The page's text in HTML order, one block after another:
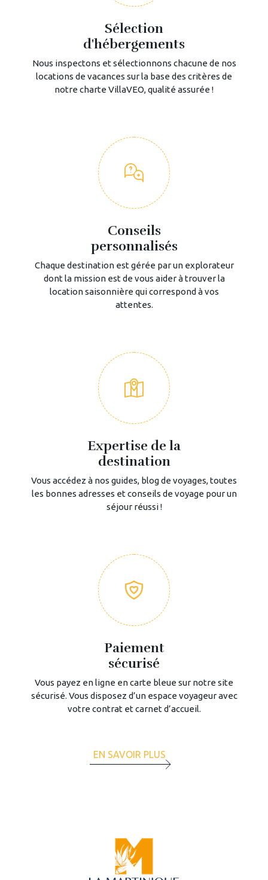
EN SAVOIR PLUS
Sélection
d'hébergements
Nous inspectons et sélectionnons chacune de nos
locations de vacances sur la base des critères de
notre charte VillaVEO, qualité assurée !
Conseils
personnalisés
Chaque destination est gérée par un explorateur
dont la mission est de vous aider à trouver la
location saisonnière qui correspond à vos
attentes.
Expertise de la
destination
Vous accédez à nos guides, blog de voyages, toutes
les bonnes adresses et conseils de voyage pour un
séjour réussi !
Paiement
sécurisé
Vous payez en ligne en carte bleue sur notre site
sécurisé. Vous disposez d’un espace voyageur avec
votre contrat et carnet d’accueil.